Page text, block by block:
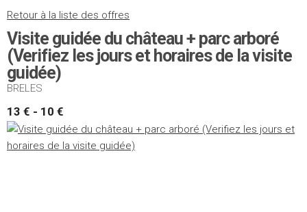
Retour à la liste des offres
Visite guidée du château + parc arboré
(Verifiez les jours et horaires de la visite
guidée)
BRELES
13 € - 10 €